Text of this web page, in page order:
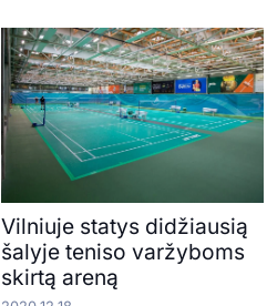
Vilniuje statys didžiausią
šalyje teniso varžyboms
skirtą areną